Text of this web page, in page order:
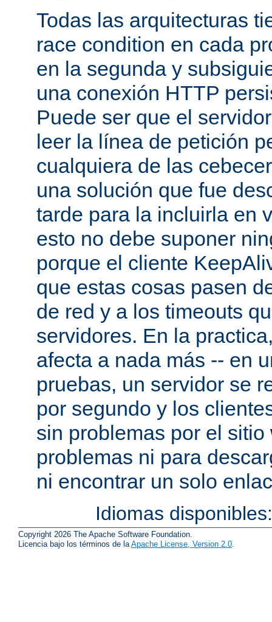
Todas las arquitecturas
race condition en cada
en la segunda y
una conexión HTTP
Puede ser que el
leer la línea de petición
cualquiera de las
una solución que fue
tarde para la incluirla en
esto no debe suponer
porque el cliente
que estas cosas pasen
de red y a los timeouts
servidores. En la
afecta a nada más -- en
pruebas, un servidor se
por segundo y los
sin problemas por el
problemas ni para
ni encontrar un solo
Idiomas
Copyright 2026 The Apache Software Foundation.
Licencia bajo los términos de la Apache License, Version 2.0